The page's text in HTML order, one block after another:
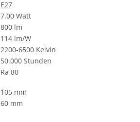
E27
7.00 Watt
800 lm
114 lm/W
2200-6500 Kelvin
50.000 Stunden
Ra 80
105 mm
60 mm